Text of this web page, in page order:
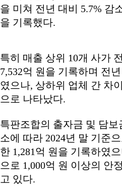
을 미쳐 전년 대비 5.7% 감
을 기록했다.
특히 매출 상위 10개 사가
7,532억 원을 기록하며 전
였으나, 상하위 업체 간 차
으로 나타났다.
특판조합의 출자금 및 담
소에 따라 2024년 말 기준
한 1,281억 원을 기록하였
으로 1,000억 원 이상의 안
고 있다.